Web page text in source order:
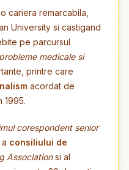
cariera remarcabila,
University si castigand
pe parcursul
medicale si
printre care
acordat de
1995.
corespondent senior
consiliului de
Associationsi al